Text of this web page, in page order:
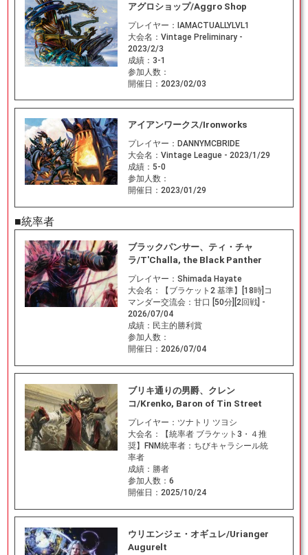
アグロショップ/Aggro Shop
プレイヤー： IAMACTUALLYLVL1
大会名： Vintage Preliminary -
2023/2/3
成績： 3-1
参加人数：
開催日： 2023/02/03
アイアンワークス/Ironworks
プレイヤー： DANNYMCBRIDE
大会名： Vintage League - 2023/1/29
成績： 5-0
参加人数：
開催日： 2023/01/29
■統率者
ブラックパンサー、ティ・チャ
ラ/T'Challa, the Black Panther
プレイヤー： Shimada Hayate
大会名：
【ブラケット2 基準】[18時]コ
マンダー交流会：甘口 [50分][2回戦] -
2026/07/04
成績： 民主的勝利賞
参加人数：
開催日： 2026/07/04
ブリキ通りの男爵、クレン
コ/Krenko, Baron of Tin Street
プレイヤー： ツナトリ ツヨシ
大会名：
【統率者 ブラケット3・４推
奨】FNM統率者：ちびキャラシール統
率者
成績： 勝者
参加人数： 6
開催日： 2025/10/24
ウリエンジェ・オギュレ/Urianger
Augurelt